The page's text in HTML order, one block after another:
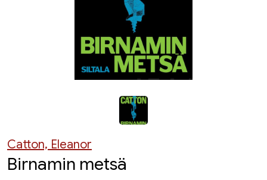
Catton, Eleanor
Birnamin metsä